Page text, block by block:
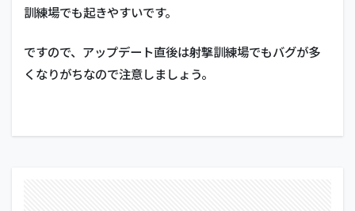
訓練場でも起きやすいです。
ですので、アップデート直後は射撃訓練場でもバグが多
くなりがちなので注意しましょう。